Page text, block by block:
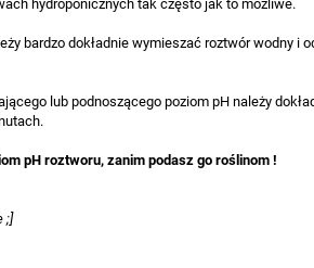
hydroponicznych tak często jak to możliwe.
bardzo dokładnie wymieszać roztwór wodny
lub podnoszącego poziom pH należy
pH roztworu, zanim podasz go roślinom !
;]